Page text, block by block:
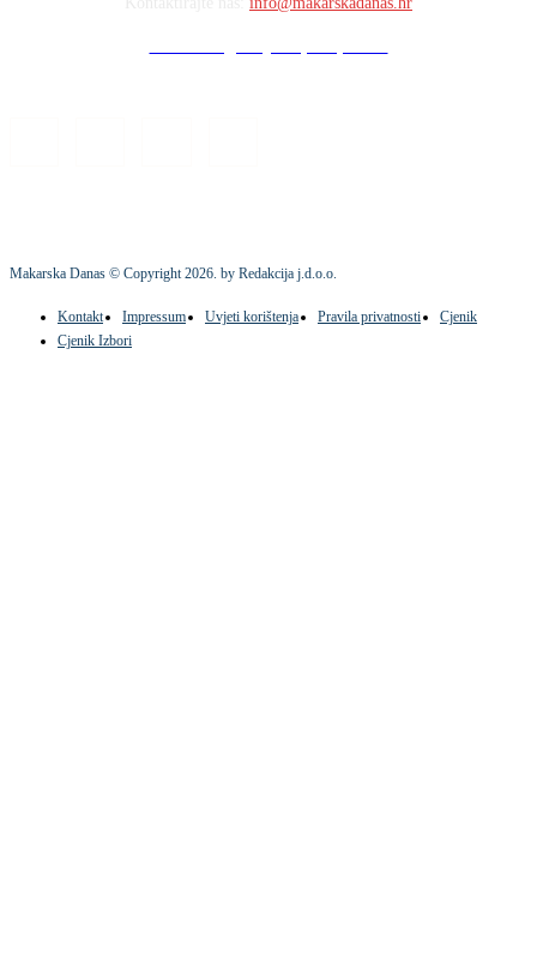
Makarska Danas © Copyright2026. by Redakcija j.d.o.o.
Kontakt Impressum Uvjeti korištenja Pravila privatnosti
Cjenik
Cjenik Izbori